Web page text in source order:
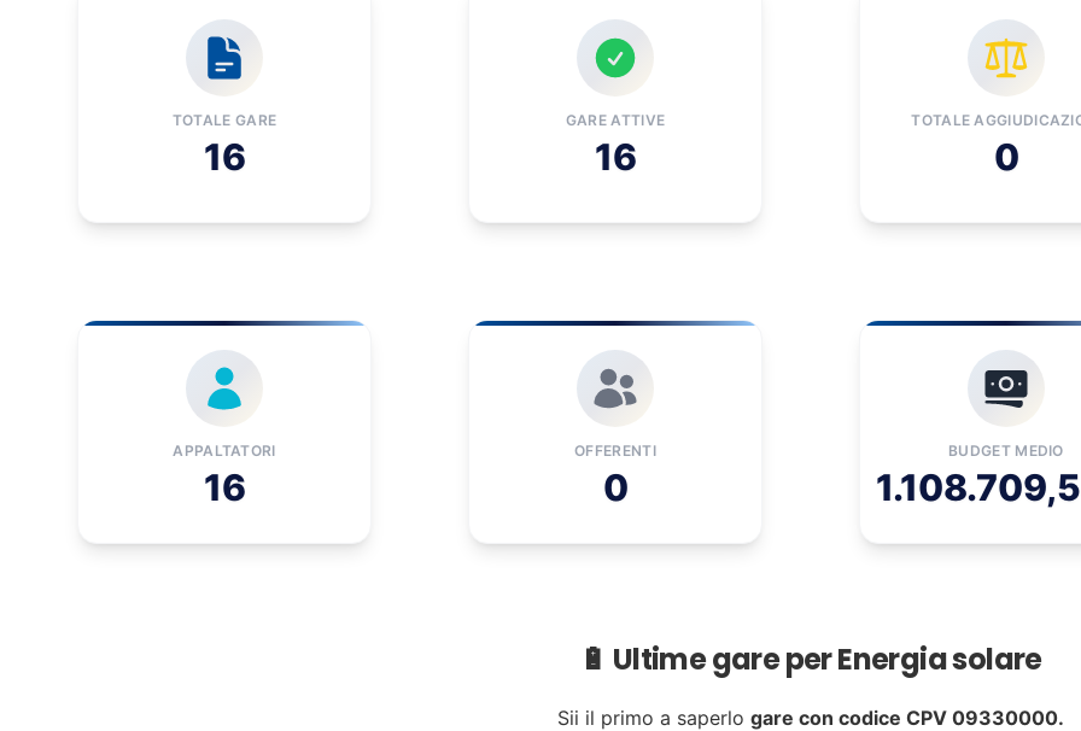
TOTALE GARE
16
GARE ATTIVE
16
TOTALE
0
APPALTATORI
16
OFFERENTI
0
BUDGET MEDIO
🔋 Ultime gare per Energia solare
Sii il primo a saperlo gare con codice CPV 09330000.